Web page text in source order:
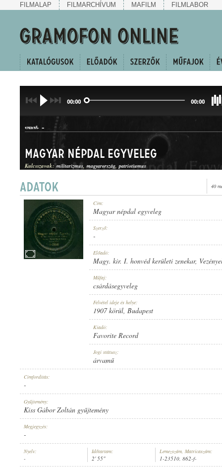
FILMALAP FILMARCHÍVUM MAFILM FILMLABOR
00:00 00:00
SZERZŐ: -
CSÁRDÁSEGYVELEG
LEMEZSZÁM:
Magyar népdal egyveleg
Kulcsszavak: militarizmus magyarország patriotiumus
40
Cím:
Magyar népdal egyveleg
Szerző:
-
Előadó:
Magy. kir. I. honvéd kerületi zenekar,
Műfaj:
csárdásegyveleg
Felvétel ideje és helye:
1907 körül, Budapest
Kiadó:
Favorite Record
Jogi státusz:
árvamű
Címfordítás:
-
Gyűjtemény:
Kiss Gábor Zoltán gyűjtemény
Megjegyzés:
-
Nyelv:
-
Időtartam:
2' 55"
Lemezszám, Matricaszám:
1-23510, 862-f-